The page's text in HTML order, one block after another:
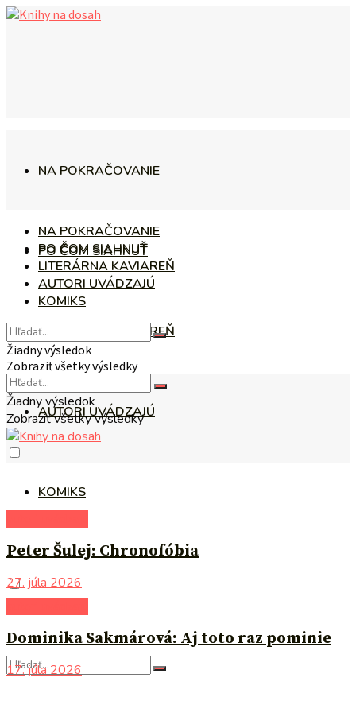
NA POKRAČOVANIE
PO ČOM SIAHNUŤ
LITERÁRNA KAVIAREŇ
AUTORI UVÁDZAJÚ
KOMIKS
NA POKRAČOVANIE
PO ČOM SIAHNUŤ
LITERÁRNA KAVIAREŇ
AUTORI UVÁDZAJÚ
KOMIKS
Žiadny výsledok
Zobraziť všetky výsledky
Žiadny výsledok
Zobraziť všetky výsledky
Peter Šulej: Chronofóbia
27. júla 2026
Dominika Sakmárová: Aj toto raz pominie
17. júla 2026